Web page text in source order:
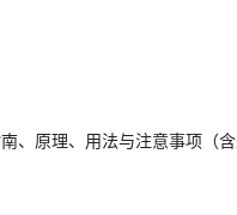
、原理、用法与注意事项（含